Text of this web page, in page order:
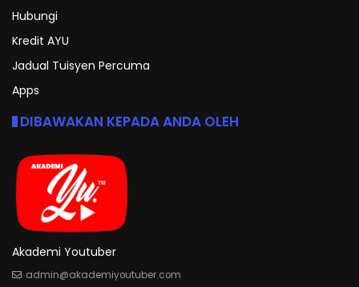
Hubungi
Kredit AYU
Jadual Tuisyen Percuma
Apps
DIBAWAKAN KEPADA ANDA OLEH
Akademi Youtuber
admin@akademiyoutuber.com